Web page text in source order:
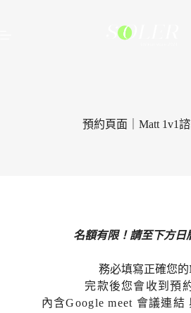
預約頁面｜Matt 1v1
名額有限！請至下方日
務必填寫正確您
完款後您會收到預
內含Google meet 會議連結